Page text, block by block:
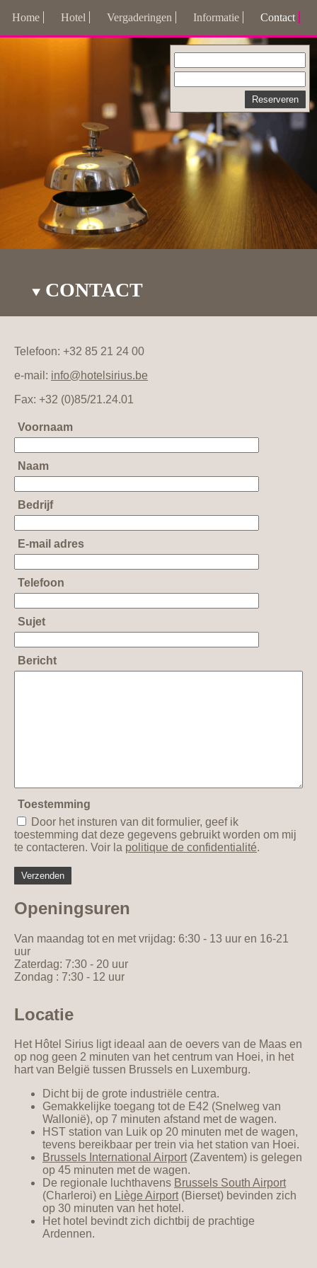
Home Hotel Vergaderingen Informatie Contact
CONTACT
Telefoon: +32 85 21 24 00
e-mail: info@hotelsirius.be
Fax: +32 (0)85/21.24.01
Voornaam
Naam
Bedrijf
E-mail adres
Telefoon
Sujet
Bericht
Toestemming
Door het insturen van dit formulier, geef ik
toestemming dat deze gegevens gebruikt worden om mij
te contacteren. Voir la politique de confidentialité.
Openingsuren
Van maandag tot en met vrijdag: 6:30 - 13 uur en 16-21
uur
Zaterdag: 7:30 - 20 uur
Zondag : 7:30 - 12 uur
Locatie
Het Hôtel Sirius ligt ideaal aan de oevers van de Maas en
op nog geen 2 minuten van het centrum van Hoei, in het
hart van België tussen Brussels en Luxemburg.
Dicht bij de grote industriële centra.
Gemakkelijke toegang tot de E42 (Snelweg van
Wallonië), op 7 minuten afstand met de wagen.
HST station van Luik op 20 minuten met de wagen,
tevens bereikbaar per trein via het station van Hoei.
Brussels International Airport(Zaventem) is gelegen
op 45 minuten met de wagen.
De regionale luchthavens Brussels South Airport
(Charleroi) en Liège Airport(Bierset) bevinden zich
op 30 minuten van het hotel.
Het hotel bevindt zich dichtbij de prachtige
Ardennen.